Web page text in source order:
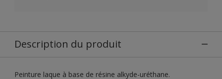
Description du produit
Peinture laque à base de résine alkyde-uréthane.